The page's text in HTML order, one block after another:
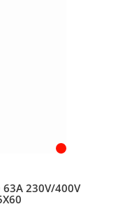
63A 230V/400V